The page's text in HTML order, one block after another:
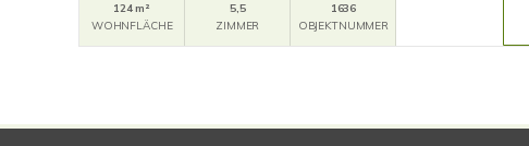
124 m²
WOHNFLÄCHE
5,5
ZIMMER
1636
OBJEKTNUMMER